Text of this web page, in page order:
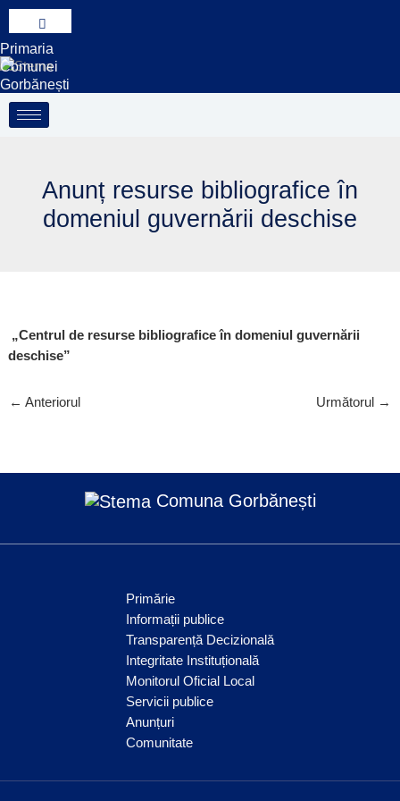
Treci
conținut
Primaria
Comunei
Gorbănești
Anunț resurse bibliografice în
domeniul guvernării deschise
„Centrul de resurse bibliografice în domeniul guvernării
deschise”
← Anteriorul Următorul →
Comuna Gorbănești
Primărie
Informații publice
Transparență Decizională
Integritate Instituțională
Monitorul Oficial Local
Servicii publice
Anunțuri
Comunitate